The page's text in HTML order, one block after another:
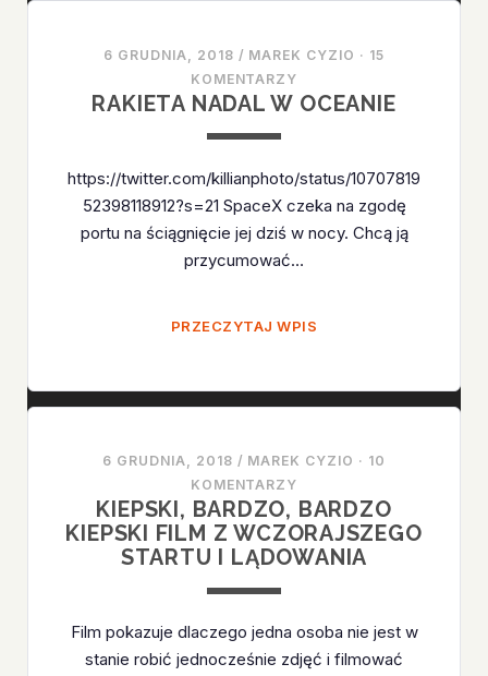
6 GRUDNIA, 2018 / MAREK CYZIO · 15
KOMENTARZY
RAKIETA NADAL W OCEANIE
https://twitter.com/killianphoto/status/10707819
52398118912?s=21 SpaceX czeka na zgodę
portu na ściągnięcie jej dziś w nocy. Chcą ją
przycumować…
PRZECZYTAJ WPIS
OCEANIE
6 GRUDNIA, 2018 / MAREK CYZIO · 10
KOMENTARZY
KIEPSKI, BARDZO, BARDZO
KIEPSKI FILM Z WCZORAJSZEGO
STARTU I LĄDOWANIA
Film pokazuje dlaczego jedna osoba nie jest w
stanie robić jednocześnie zdjęć i filmować